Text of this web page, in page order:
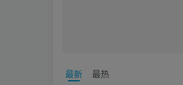
最新 最热